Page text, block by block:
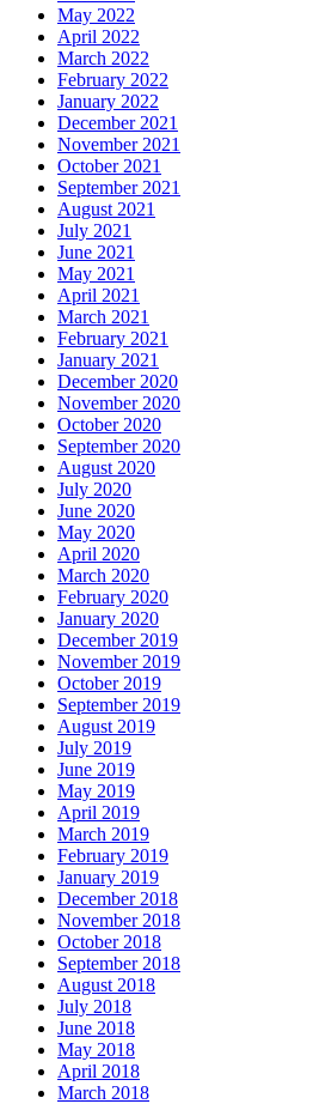
May 2022
April 2022
March 2022
February 2022
January 2022
December 2021
November 2021
October 2021
September 2021
August 2021
July 2021
June 2021
May 2021
April 2021
March 2021
February 2021
January 2021
December 2020
November 2020
October 2020
September 2020
August 2020
July 2020
June 2020
May 2020
April 2020
March 2020
February 2020
January 2020
December 2019
November 2019
October 2019
September 2019
August 2019
July 2019
June 2019
May 2019
April 2019
March 2019
February 2019
January 2019
December 2018
November 2018
October 2018
September 2018
August 2018
July 2018
June 2018
May 2018
April 2018
March 2018